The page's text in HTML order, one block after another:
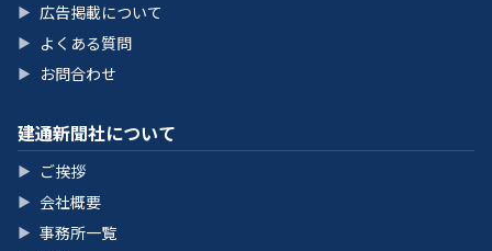
▶ 広告掲載について
▶ よくある質問
▶ お問合わせ
建通新聞社について
▶ ご挨拶
▶ 会社概要
▶ 事務所一覧